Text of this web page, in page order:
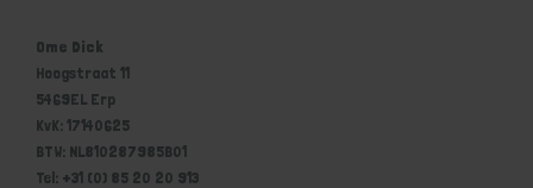
Ome Dick
Hoogstraat 11
5469EL Erp
KvK: 17140625
BTW: NL810287985B01
Tel: +31 (0) 85 20 20 913